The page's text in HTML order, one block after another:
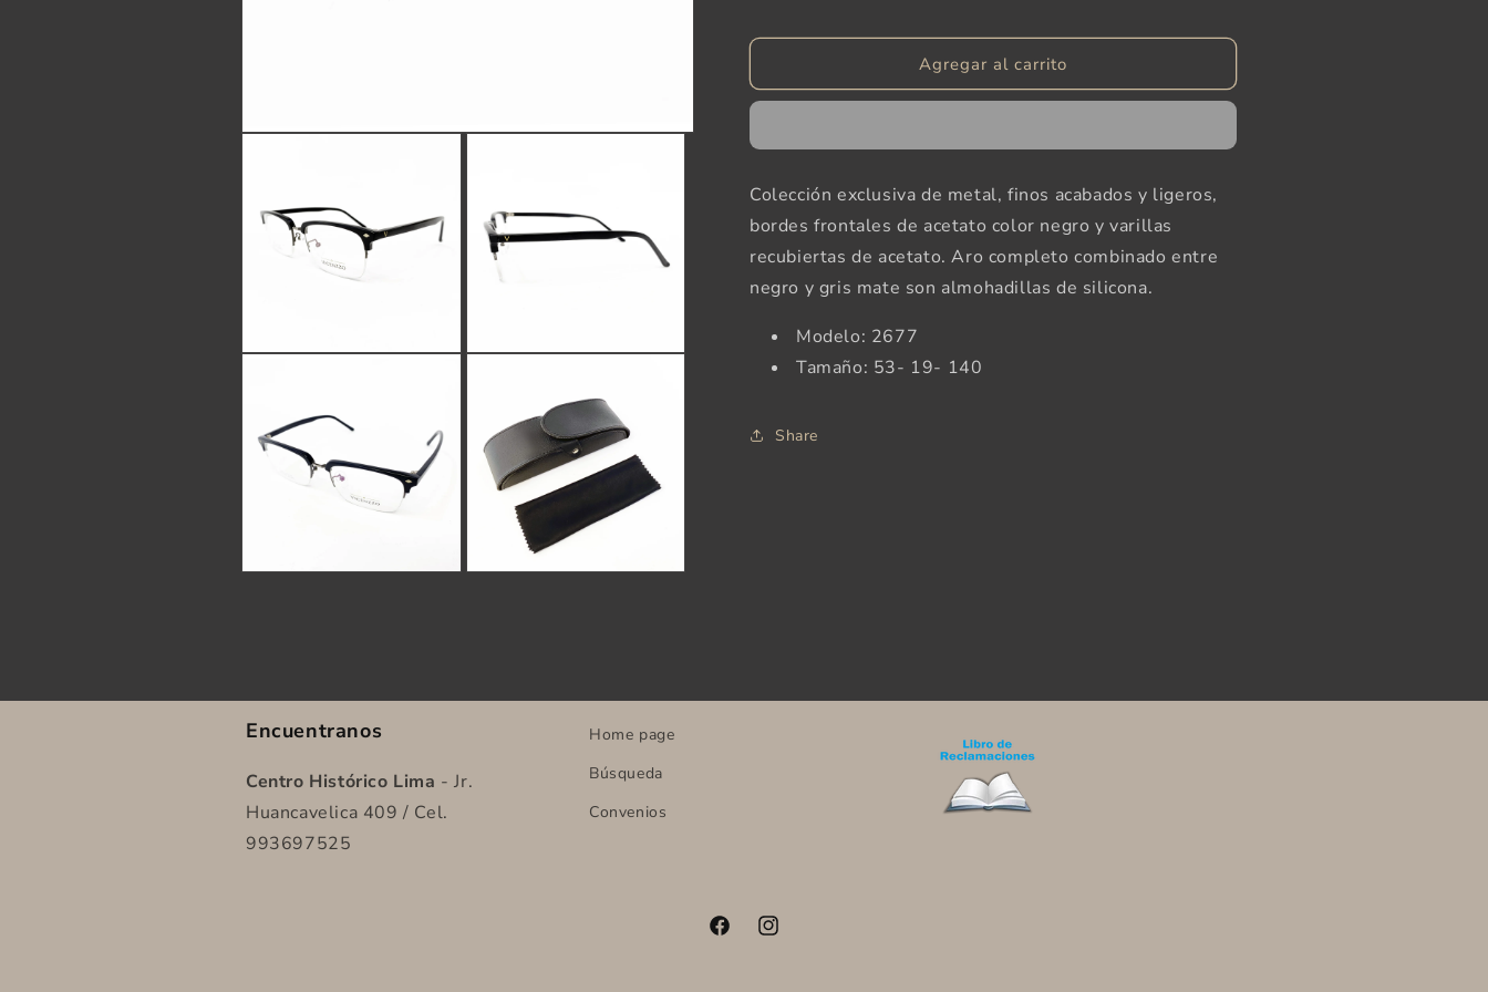
para
para
Vicenzzo
Agregar al carrito
Colección exclusiva de metal, finos acabados y ligeros,
bordes frontales de acetato color negro y varillas
recubiertas de acetato. Aro completo combinado entre
negro y gris mate son almohadillas de silicona.
Modelo: 2677
Tamaño: 53- 19- 140
Share
Encuentranos
Centro Histórico Lima - Jr.
Huancavelica 409 / Cel.
993697525
Home page
Búsqueda
Convenios
FacebookInstagram